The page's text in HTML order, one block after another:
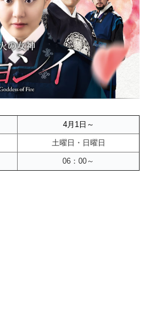
4月1日～
土曜日・日曜日
06：00～